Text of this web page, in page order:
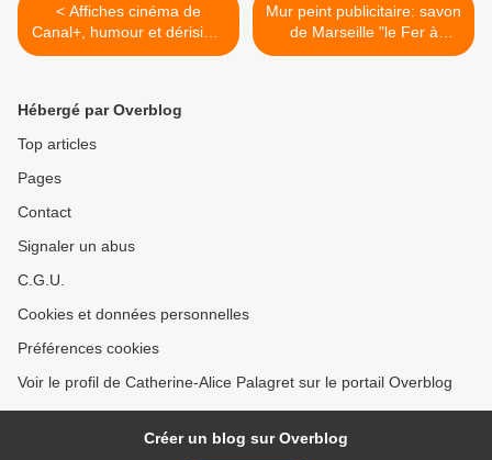
< Affiches cinéma de
Canal+, humour et dérision:
Robin des Bois de Ridley
Mur peint publicitaire: savon
de Marseille "le Fer à
Cheval" >
Hébergé par Overblog
Top articles
Pages
Contact
Signaler un abus
C.G.U.
Cookies et données personnelles
Préférences cookies
Voir le profil de Catherine-Alice Palagret sur le portail Overblog
Créer un blog sur Overblog